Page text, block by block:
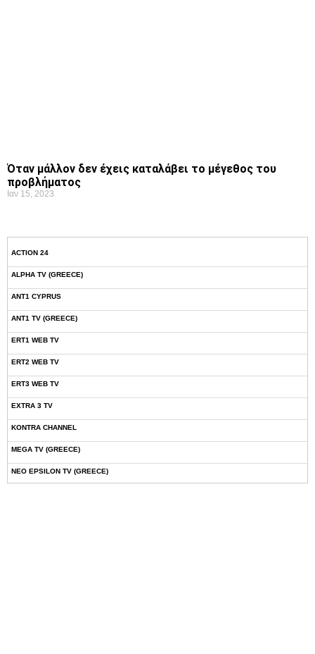
Όταν μάλλον δεν έχεις καταλάβει το μέγεθος του
προβλήματος
Ιαν 15, 2023
ACTION 24
ALPHA TV (GREECE)
ANT1 CYPRUS
ANT1 TV (GREECE)
ERT1 WEB TV
ERT2 WEB TV
ERT3 WEB TV
EXTRA 3 TV
KONTRA CHANNEL
MEGA TV (GREECE)
NEO EPSILON TV (GREECE)